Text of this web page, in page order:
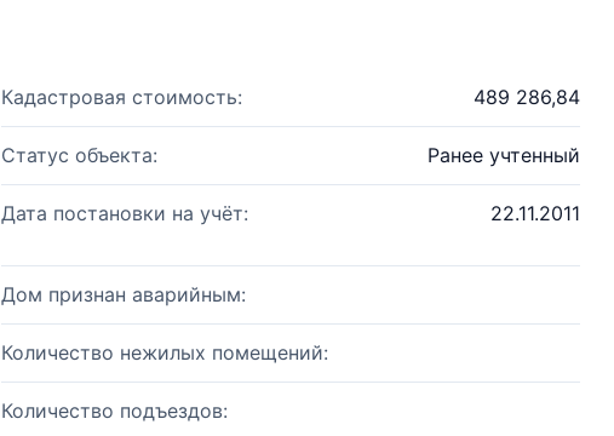
Кадастровая стоимость: 489 286,84
Статус объекта: Ранее учтенный
Дата постановки на учёт: 22.11.2011
Дом признан аварийным:
Количество нежилых помещений:
Количество подъездов: